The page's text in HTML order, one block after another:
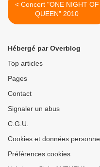
< Concert "ONE NIGHT OF
QUEEN" 2010
Hébergé par Overblog
Top articles
Pages
Contact
Signaler un abus
C.G.U.
Cookies et données
Préférences cookies